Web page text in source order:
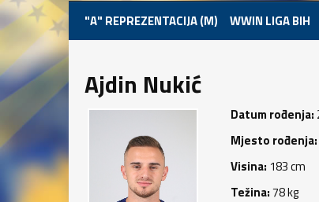
"A" REPREZENTACIJA (M) WWIN LIGA BIH
Ajdin Nukić
Datum rođenja:
Mjesto rođenja:
Visina: 183 cm
Težina:78 kg